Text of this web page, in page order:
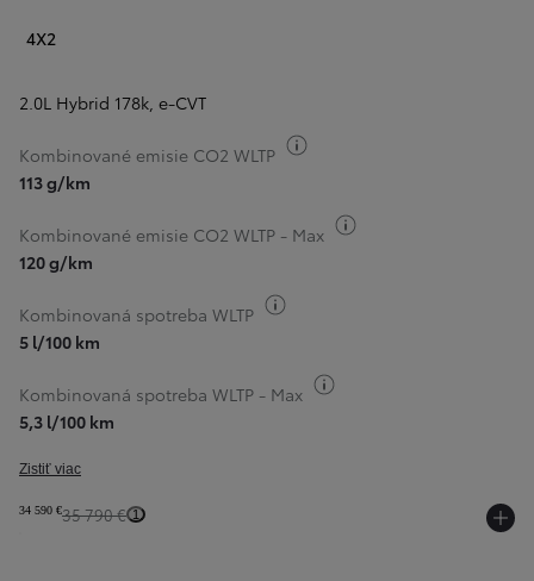
4X2
2.0L Hybrid 178k, e‑CVT
Kombinované emisie CO2 WLTP
113 g/km
Kombinované emisie CO2 WLTP - Max
120 g/km
Kombinovaná spotreba WLTP
5 l/100 km
Kombinovaná spotreba WLTP - Max
5,3 l/100 km
Zistiť viac
34 590 €35 790 € 1